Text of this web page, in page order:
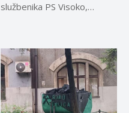
službenika PS Visoko,